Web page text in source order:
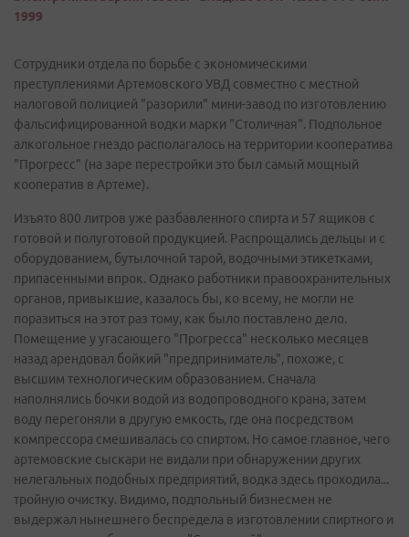
1999
Сотрудники отдела по борьбе с экономическими
преступлениями Артемовского УВД совместно с местной
налоговой полицией "разорили" мини-завод по изготовлению
фальсифицированной водки марки "Столичная". Подпольное
алкогольное гнездо располагалось на территории кооператива
"Прогресс" (на заре перестройки это был самый мощный
кооператив в Артеме).
Изъято 800 литров уже разбавленного спирта и 57 ящиков с
готовой и полуготовой продукцией. Распрощались дельцы и с
оборудованием, бутылочной тарой, водочными этикетками,
припасенными впрок. Однако работники правоохранительных
органов, привыкшие, казалось бы, ко всему, не могли не
поразиться на этот раз тому, как было поставлено дело.
Помещение у угасающего "Прогресса" несколько месяцев
назад арендовал бойкий "предприниматель", похоже, с
высшим технологическим образованием. Сначала
наполнялись бочки водой из водопроводного крана, затем
воду перегоняли в другую емкость, где она посредством
компрессора смешивалась со спиртом. Но самое главное, чего
артемовские сыскари не видали при обнаружении других
нелегальных подобных предприятий, водка здесь проходила...
тройную очистку. Видимо, подпольный бизнесмен не
выдержал нынешнего беспредела в изготовлении спиртного и